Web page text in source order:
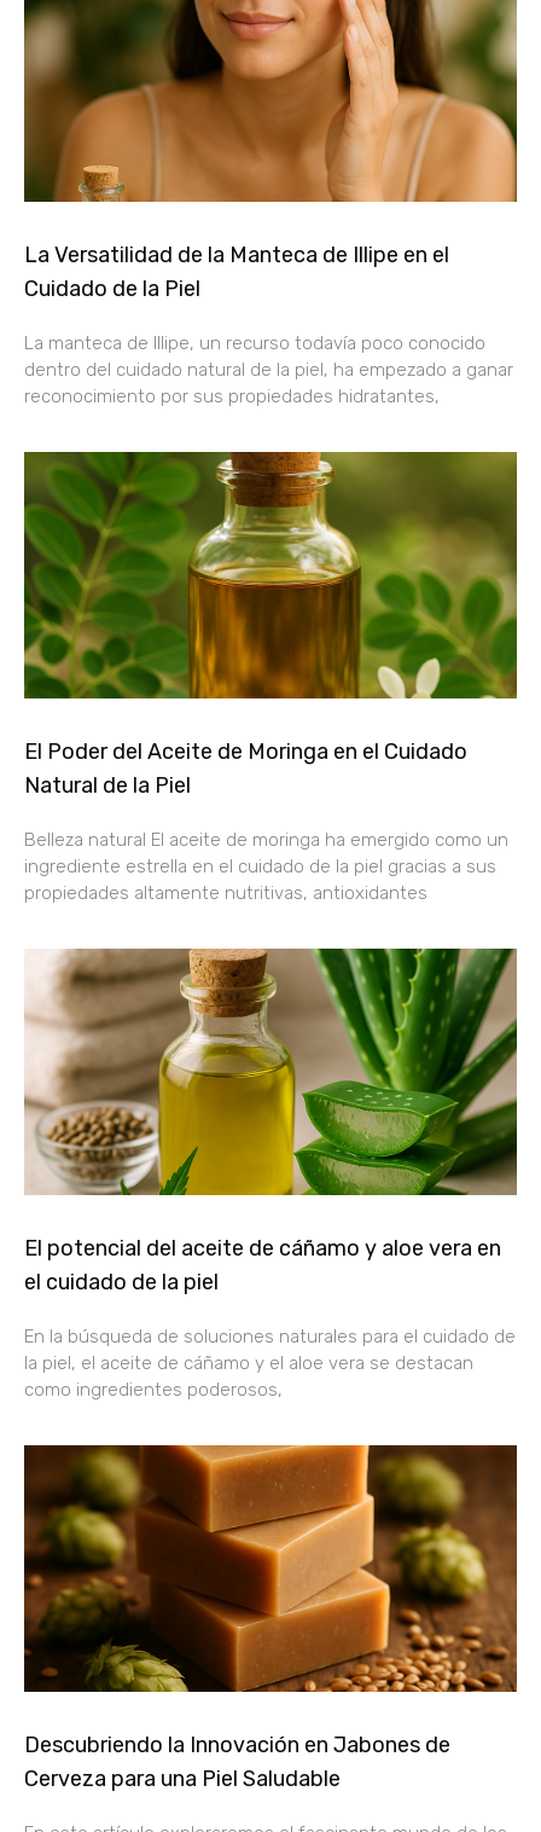
La Versatilidad de la Manteca de Illipe en el
Cuidado de la Piel
La manteca de Illipe, un recurso todavía poco conocido
dentro del cuidado natural de la piel, ha empezado a ganar
reconocimiento por sus propiedades hidratantes,
El Poder del Aceite de Moringa en el Cuidado
Natural de la Piel
Belleza natural El aceite de moringa ha emergido como un
ingrediente estrella en el cuidado de la piel gracias a sus
propiedades altamente nutritivas, antioxidantes
El potencial del aceite de cáñamo y aloe vera en
el cuidado de la piel
En la búsqueda de soluciones naturales para el cuidado de
la piel, el aceite de cáñamo y el aloe vera se destacan
como ingredientes poderosos,
Descubriendo la Innovación en Jabones de
Cerveza para una Piel Saludable